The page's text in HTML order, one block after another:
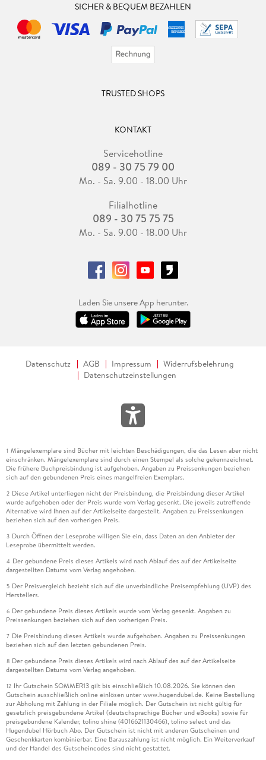
SICHER & BEQUEM BEZAHLEN
TRUSTED SHOPS
KONTAKT
Servicehotline
089 - 30 75 79 00
Mo. - Sa. 9.00 - 18.00 Uhr
Filialhotline
089 - 30 75 75 75
Mo. - Sa. 9.00 - 18.00 Uhr
Laden Sie unsere App herunter.
Datenschutz AGB Impressum
Widerrufsbelehrung
Datenschutzeinstellungen
1 Mängelexemplare sind Bücher mit leichten Beschädigungen, die das Lesen aber nicht
einschränken. Mängelexemplare sind durch einen Stempel als solche gekennzeichnet.
Die frühere Buchpreisbindung ist aufgehoben. Angaben zu Preissenkungen beziehen
sich auf den gebundenen Preis eines mangelfreien Exemplars.
2 Diese Artikel unterliegen nicht der Preisbindung, die Preisbindung dieser Artikel
wurde aufgehoben oder der Preis wurde vom Verlag gesenkt. Die jeweils zutreffende
Alternative wird Ihnen auf der Artikelseite dargestellt. Angaben zu Preissenkungen
beziehen sich auf den vorherigen Preis.
3 Durch Öffnen der Leseprobe willigen Sie ein, dass Daten an den Anbieter der
Leseprobe übermittelt werden.
4 Der gebundene Preis dieses Artikels wird nach Ablauf des auf der Artikelseite
dargestellten Datums vom Verlag angehoben.
5 Der Preisvergleich bezieht sich auf die unverbindliche Preisempfehlung (UVP) des
Herstellers.
6 Der gebundene Preis dieses Artikels wurde vom Verlag gesenkt. Angaben zu
Preissenkungen beziehen sich auf den vorherigen Preis.
7 Die Preisbindung dieses Artikels wurde aufgehoben. Angaben zu Preissenkungen
beziehen sich auf den letzten gebundenen Preis.
8 Der gebundene Preis dieses Artikels wird nach Ablauf des auf der Artikelseite
dargestellten Datums vom Verlag angehoben.
12 Ihr Gutschein SOMMER13 gilt bis einschließlich 10.08.2026. Sie können den
Gutschein ausschließlich online einlösen unter www.hugendubel.de. Keine Bestellung
zur Abholung mit Zahlung in der Filiale möglich. Der Gutschein ist nicht gültig für
gesetzlich preisgebundene Artikel (deutschsprachige Bücher und eBooks) sowie für
preisgebundene Kalender, tolino shine (4016621130466), tolino select und das
Hugendubel Hörbuch Abo. Der Gutschein ist nicht mit anderen Gutscheinen und
Geschenkkarten kombinierbar. Eine Barauszahlung ist nicht möglich. Ein Weiterverkauf
und der Handel des Gutscheincodes sind nicht gestattet.